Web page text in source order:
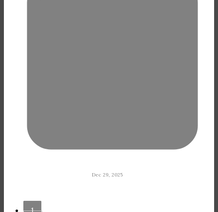
Dec 29, 2025
1